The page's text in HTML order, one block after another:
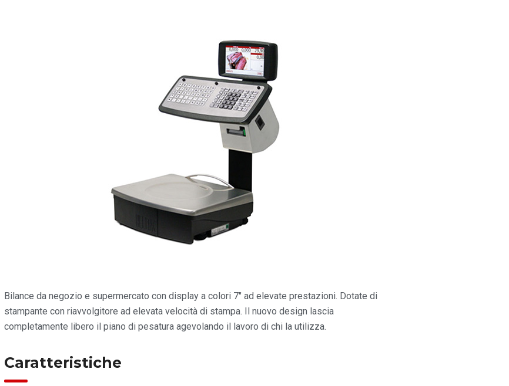
Bilance da negozio e supermercato con display a colori 7″ ad elevate prestazioni. Dotate di
stampante con riavvolgitore ad elevata velocità di stampa. Il nuovo design lascia
completamente libero il piano di pesatura agevolando il lavoro di chi la utilizza.
Caratteristiche